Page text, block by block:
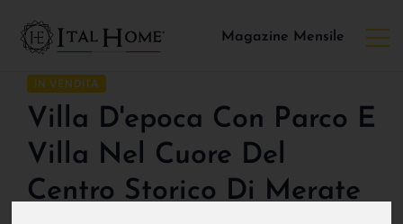
Magazine Mensile
IN VENDITA
Villa D'epoca Con Parco E
Villa Nel Cuore Del
Centro Storico Di Merate